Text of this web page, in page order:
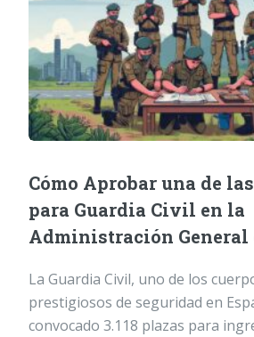
Cómo Aprobar una de
para Guardia Civil en la
Administración General
La Guardia Civil, uno de los
prestigiosos de seguridad en
convocado 3.118 plazas para